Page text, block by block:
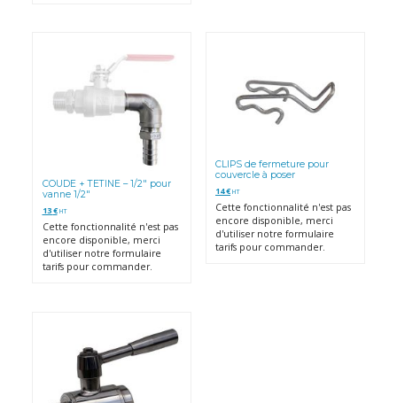
COUDE + TETINE – 1/2″ pour
vanne 1/2″
13€ HT
Cette fonctionnalité n'est pas
encore disponible, merci
d'utiliser notre formulaire
tarifs pour commander.
CLIPS de fermeture pour
couvercle à poser
14€ HT
Cette fonctionnalité n'est pas
encore disponible, merci
d'utiliser notre formulaire
tarifs pour commander.